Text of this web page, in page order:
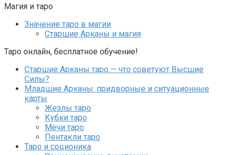
Магия и таро
Значение таро в магии
Старшие Арканы и магия
Таро онлайн, бесплатное обучение!
Старшие Арканы таро — что советуют Высшие
Силы?
Младшие Арканы: придворные и ситуационные
карты
Жезлы таро
Кубки таро
Мечи таро
Пентакли таро
Таро и соционика